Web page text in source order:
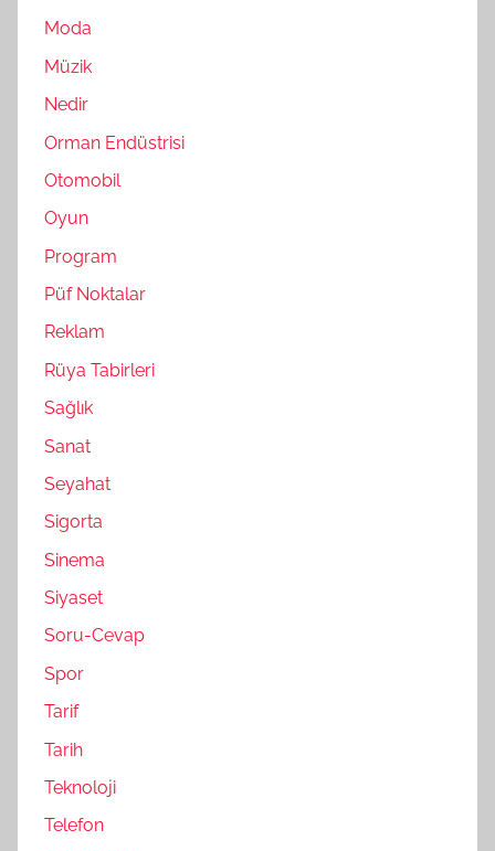
Moda
Müzik
Nedir
Orman Endüstrisi
Otomobil
Oyun
Program
Püf Noktalar
Reklam
Rüya Tabirleri
Sağlık
Sanat
Seyahat
Sigorta
Sinema
Siyaset
Soru-Cevap
Spor
Tarif
Tarih
Teknoloji
Telefon